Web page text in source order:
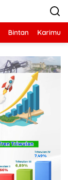
Bintan Karimun